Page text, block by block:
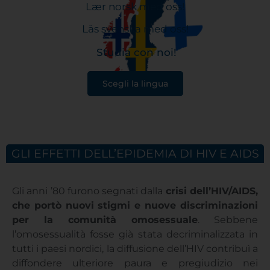
Lær norsk med oss!
Läs svenska med oss!
Studia con noi!
Scegli la lingua
GLI EFFETTI DELL’EPIDEMIA DI HIV E AIDS
Gli anni ’80 furono segnati dalla crisi dell’HIV/AIDS,
che portò nuovi stigmi e nuove discriminazioni
per la comunità omosessuale. Sebbene
l’omosessualità fosse già stata decriminalizzata in
tutti i paesi nordici, la diffusione dell’HIV contribuì a
diffondere ulteriore paura e pregiudizio nei